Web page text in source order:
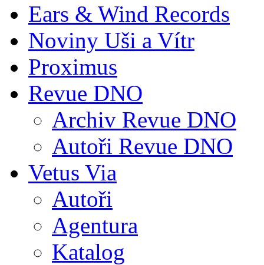
Ears & Wind Records
Noviny Uši a Vítr
Proximus
Revue DNO
Archiv Revue DNO
Autoři Revue DNO
Vetus Via
Autoři
Agentura
Katalog